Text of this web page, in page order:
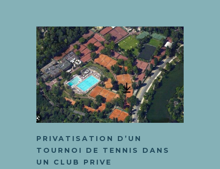
PRIVATISATION D’UN
TOURNOI DE TENNIS DANS
UN CLUB PRIVE